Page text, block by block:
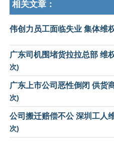
相关文章：
伟创力员工面临失业 集体维
广东司机围堵货拉拉总部 维
次)
广东上市公司恶性倒闭 供货
次)
公司搬迁赔偿不公 深圳工人
次)